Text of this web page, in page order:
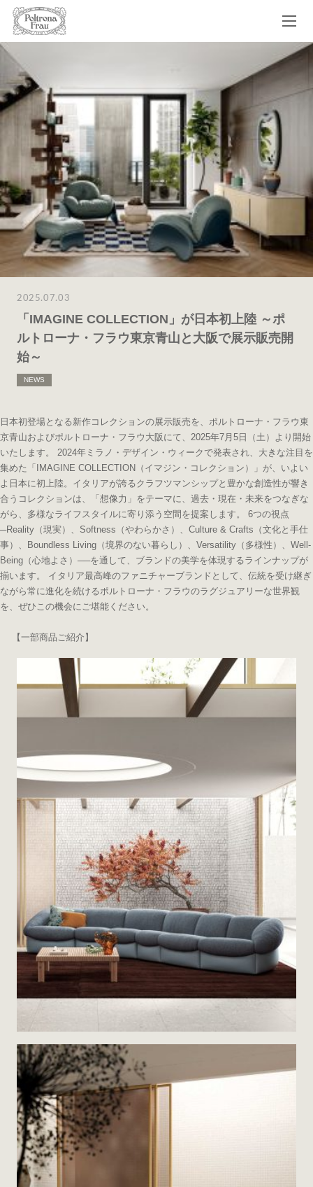
2025.07.03
「IMAGINE COLLECTION」が日本初上陸 ～ポ
ルトローナ・フラウ東京青山と大阪で展示販売開
始～
NEWS
日本初登場となる新作コレクションの展示販売を、ポルトローナ・フラウ東
京青山およびポルトローナ・フラウ大阪にて、2025年7月5日（土）より開始
いたします。 2024年ミラノ・デザイン・ウィークで発表され、大きな注目を
集めた「IMAGINE COLLECTION（イマジン・コレクション）」が、いよい
よ日本に初上陸。イタリアが誇るクラフツマンシップと豊かな創造性が響き
合うコレクションは、「想像力」をテーマに、過去・現在・未来をつなぎな
がら、多様なライフスタイルに寄り添う空間を提案します。 6つの視点
─Reality（現実）、Softness（やわらかさ）、Culture & Crafts（文化と手仕
事）、Boundless Living（境界のない暮らし）、Versatility（多様性）、Well-
Being（心地よさ）──を通して、ブランドの美学を体現するラインナップが
揃います。 イタリア最高峰のファニチャーブランドとして、伝統を受け継ぎ
ながら常に進化を続けるポルトローナ・フラウのラグジュアリーな世界観
を、ぜひこの機会にご堪能ください。
【一部商品ご紹介】